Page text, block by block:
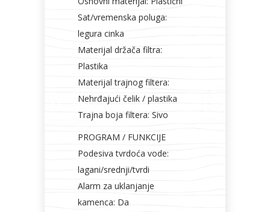
Sat/vremenska poluga:
legura cinka
Materijal držača filtra:
Plastika
Materijal trajnog filtera:
Nehrđajući čelik / plastika
Trajna boja filtera: Sivo
PROGRAM / FUNKCIJE
Podesiva tvrdoća vode:
lagani/srednji/tvrdi
Alarm za uklanjanje
kamenca: Da